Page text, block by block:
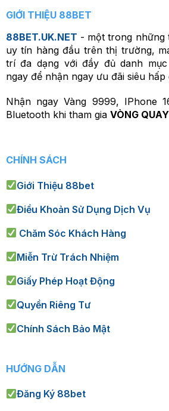
GIỚI THIỆU 88BET
88BET.UK.NET - một trong những
uy tín hàng đầu trên thị trường,
trí đa dạng với đầy đủ danh
ngay để nhận ngay ưu đãi siêu hấp
Nhận ngay Vàng 9999, IPhone
Bluetooth khi tham gia VÒNG
CHÍNH SÁCH
Giới Thiệu 88bet
Điều Khoản Sử Dụng Dịch Vụ
Chăm Sóc Khách Hàng
Miễn Trừ Trách Nhiệm
Giấy Phép Hoạt Động
Quyền Riêng Tư
Chính Sách Bảo Mật
HƯỚNG DẪN
Đăng Ký 88bet